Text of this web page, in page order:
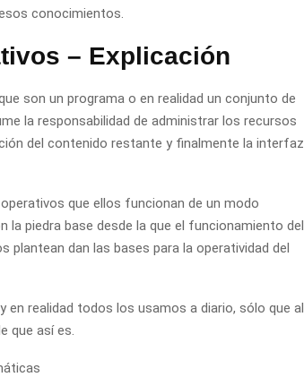
conocimientos.
– Explicación
son un programa o en realidad un conjunto de
la responsabilidad de administrar los recursos
del contenido restante y finalmente la interfaz
que ellos funcionan de un modo
piedra base desde la que el funcionamiento del
plantean dan las bases para la operatividad del
realidad todos los usamos a diario, sólo que al
que así es.